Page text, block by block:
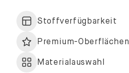
Stoffverfügbarkeit
Premium-Oberflächen
Materialauswahl